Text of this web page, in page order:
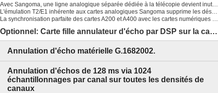
Avec Sangoma, une ligne analogique séparée dédiée à la télécopie devient inutile.
L'émulation T2/E1 inhérente aux cartes analogiques Sangoma supprime les désynchronisations, les débordements de tampons ou les insuffisances qui sont à l'origine des lignes ou pages manquantes en émission/réception.
La synchronisation parfaite des cartes A200 et A400 avec les cartes numériques T2/E1 et l'horloge atomique du RNIS permettent de bénéficier de télécopies sans erreur, d'une émulation modem et d'une qualité audio professionnelle sur les lignes T2 et E1.
Optionnel: Carte fille annulateur d'écho par DSP sur la carte A200D
Annulation d'écho matérielle G.1682002.
Annulation d'échos de 128 ms via 1024
échantillonnages par canal sur toutes les densités de
canaux